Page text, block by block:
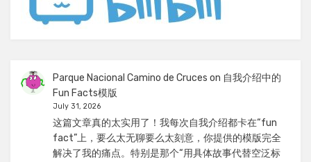
Parque Nacional Camino de Cruces on 自我介绍中的
Fun Facts模版
July 31, 2026
这篇文章真的太实用了！我每次自我介绍都卡在“fun
fact”上，要么太无聊要么太刻意，你提供的模版完全
解决了我的痛点。特别是那个“用具体故事代替空泛标